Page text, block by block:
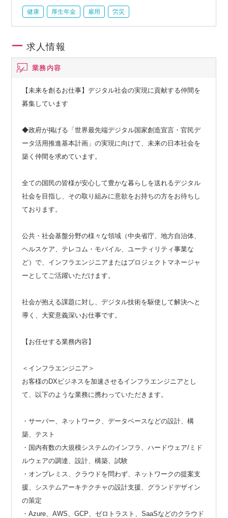
健康 厚生年金 雇用 労災
求人情報
業務内容
【未来を創るお仕事】デジタル社会の実現に貢献する仲間を
募集しています
◆政府が掲げる「世界最先端デジタル国家創造宣言・官民デ
ータ活用推進基本計画」の実現に向けて、未来の日本社会を
築く仲間を求めています。
全ての国民の皆様が安心して豊かな暮らしを送れるデジタル
社会を目指し、その取り組みに意欲をお持ちの方をお待ちし
ております。
公共・社会基盤分野の様々な領域（中央省庁、地方自治体、
ヘルスケア、テレコム・モバイル、ユーティリティ事業な
ど）で、インフラエンジニアまたはプロジェクトマネージャ
ーとしてご活躍いただけます。
社会が抱える課題に対し、デジタル技術を駆使して解決へと
導く、大変意義深いお仕事です。
【お任せする業務内容】
＜インフラエンジニア＞
お客様のDXビジネスを加速させるインフラエンジニアとし
て、以下のような業務に携わっていただきます。
・サーバー、ネットワーク、データベースなどの設計、構
築、テスト
・国内有数の大規模システムのインフラ、ハードウェア/ミド
ルウェアの調達、設計、構築、試験
・オンプレミス、クラウドを問わず、ネットワークの提案支
援、システムアーキテクチャの設計支援、グランドデザイン
の策定
・Azure、AWS、GCP、ゼロトラスト、SaaSなどのクラウド